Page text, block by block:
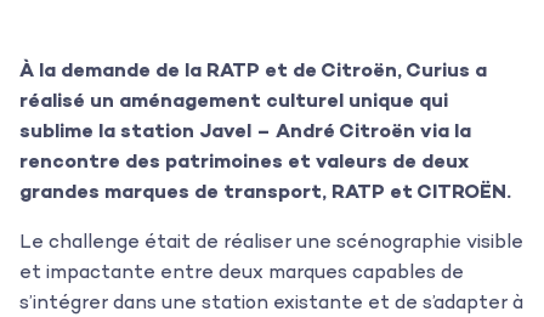
À la demande de la RATP et de Citroën, Curius a
réalisé un aménagement culturel unique qui
sublime la station Javel – André Citroën via la
rencontre des patrimoines et valeurs de deux
grandes marques de transport, RATP et CITROËN.
Le challenge était de réaliser une scénographie visible
et impactante entre deux marques capables de
s’intégrer dans une station existante et de s’adapter à